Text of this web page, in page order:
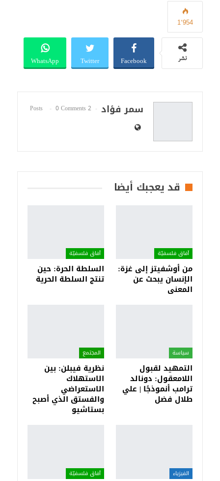
1٬954
نشر Facebook
Twitter
WhatsApp
سمر فؤاد 2 Posts
0 Comments
قد يعجبك أيضا
آفاق فلسفيّة‎
من أوشفيتز إلى غزة:
الإنسان يبحث عن
المعنى
آفاق فلسفيّة‎
السلطة الحرة: حين
تنتج السلطة الحرية
سياسة
التمهيد لقبول
اللامعقول: دونالد
ترامب أنموذجًا | علي
طلال فضل
المجتمع
نظرية فيبلن: بين
الاستهلاك
الاستعراضي
والفستق الذي أصبح
بستاشيو
الفيزياء آفاق فلسفيّة‎